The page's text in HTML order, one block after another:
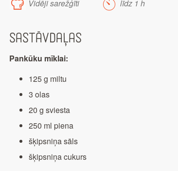
Vidēji sarežģīti līdz 1 h
Sastāvdaļas
Pankūku mīklai:
125 g miltu
3 olas
20 g sviesta
250 ml piena
šķipsniņa sāls
šķipsniņa cukurs